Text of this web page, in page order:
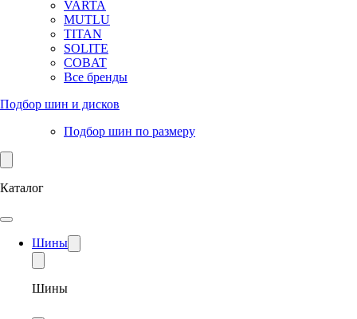
VARTA
MUTLU
TITAN
SOLITE
COBAT
Все бренды
Подбор шин и дисков
Подбор шин по размеру
Каталог
Шины
Шины